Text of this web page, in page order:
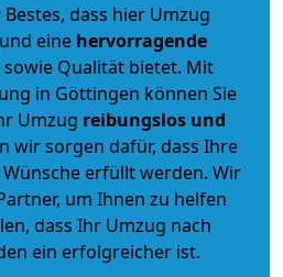
dass hier Umzug
und eine hervorragende
sowie Qualität bietet. Mit
in Göttingen können Sie
Umzug reibungslos und
wir sorgen dafür, dass Ihre
erfüllt werden. Wir
um Ihnen zu helfen
dass Ihr Umzug nach
ein erfolgreicher ist.